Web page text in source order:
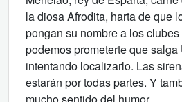
la diosa Afrodita, harta de que
pongan su nombre a los
podemos prometerte que
intentando localizarlo. Las
estarán por todas partes. Y